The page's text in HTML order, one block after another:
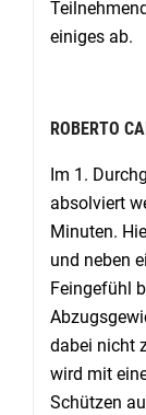
einiges ab.
ROBERTO
Im 1.
absolviert
Minuten.
und neben
Feingefühl
dabei nicht
wird mit
Schützen